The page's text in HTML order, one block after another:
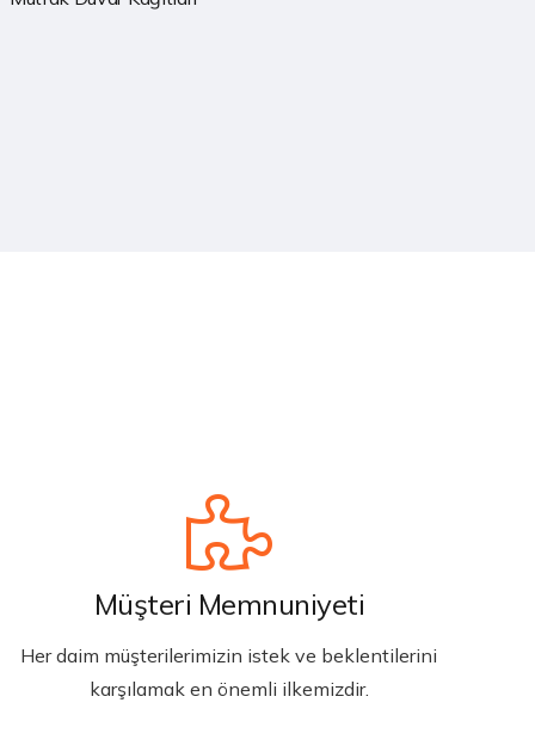
Müşteri Memnuniyeti
Her daim müşterilerimizin istek ve beklentilerini
karşılamak en önemli ilkemizdir.